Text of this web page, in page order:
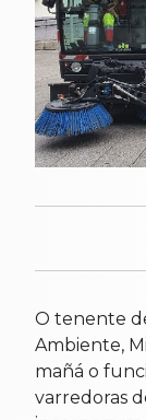
O tenente
Ambiente,
mañá o
varredoras